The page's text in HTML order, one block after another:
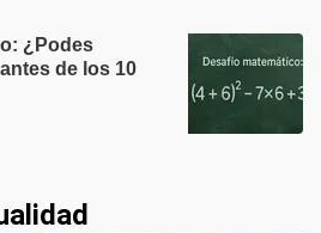
¿Podes
de los 10